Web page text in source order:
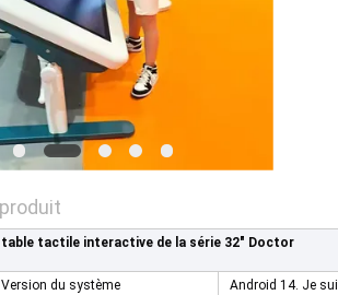
tactile interactive de la série 32" Doctor
Version du système Android 14. Je